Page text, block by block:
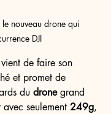
nouveau drone qui
DJI
vient de faire son
et promet de
du drone grand
seulement 249g,